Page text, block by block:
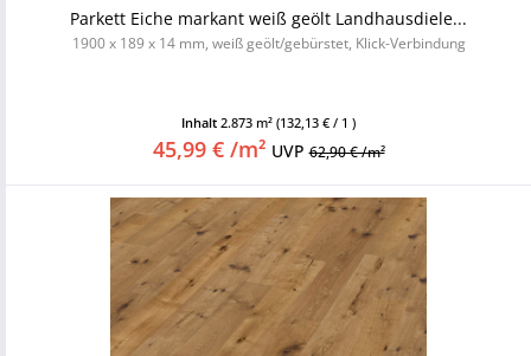
Parkett Eiche markant weiß geölt Landhausdiele...
1900 x 189 x 14 mm, weiß geölt/gebürstet, Klick-Verbindung
Inhalt 2.873 m² (132,13 € / 1 )
45,99 € /m² UVP62,90 € /m²